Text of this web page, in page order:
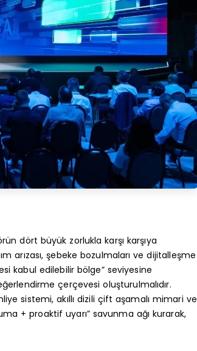
dört büyük zorlukla karşı karşıya
arızası, şebeke bozulmaları ve dijitalleşme
kabul edilebilir bölge” seviyesine
çerçevesi oluşturulmalıdır.
sistemi, akıllı dizili çift aşamalı mimari ve
+ proaktif uyarı” savunma ağı kurarak,